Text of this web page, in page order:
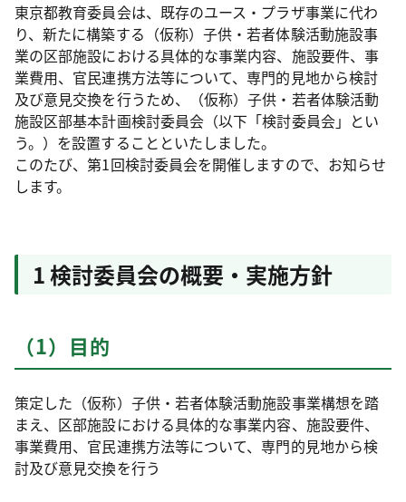
東京都教育委員会は、既存のユース・プラザ事業に代わ
り、新たに構築する（仮称）子供・若者体験活動施設事
業の区部施設における具体的な事業内容、施設要件、事
業費用、官民連携方法等について、専門的見地から検討
及び意見交換を行うため、（仮称）子供・若者体験活動
施設区部基本計画検討委員会（以下「検討委員会」とい
う。）を設置することといたしました。
このたび、第1回検討委員会を開催しますので、お知らせ
します。
1 検討委員会の概要・実施方針
（1）目的
策定した（仮称）子供・若者体験活動施設事業構想を踏
まえ、区部施設における具体的な事業内容、施設要件、
事業費用、官民連携方法等について、専門的見地から検
討及び意見交換を行う